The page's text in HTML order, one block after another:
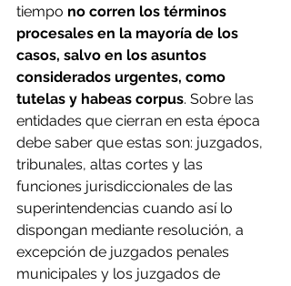
tiempo no corren los términos
procesales en la mayoría de los
casos, salvo en los asuntos
considerados urgentes, como
tutelas y habeas corpus. Sobre las
entidades que cierran en esta época
debe saber que estas son: juzgados,
tribunales, altas cortes y las
funciones jurisdiccionales de las
superintendencias cuando así lo
dispongan mediante resolución, a
excepción de juzgados penales
municipales y los juzgados de